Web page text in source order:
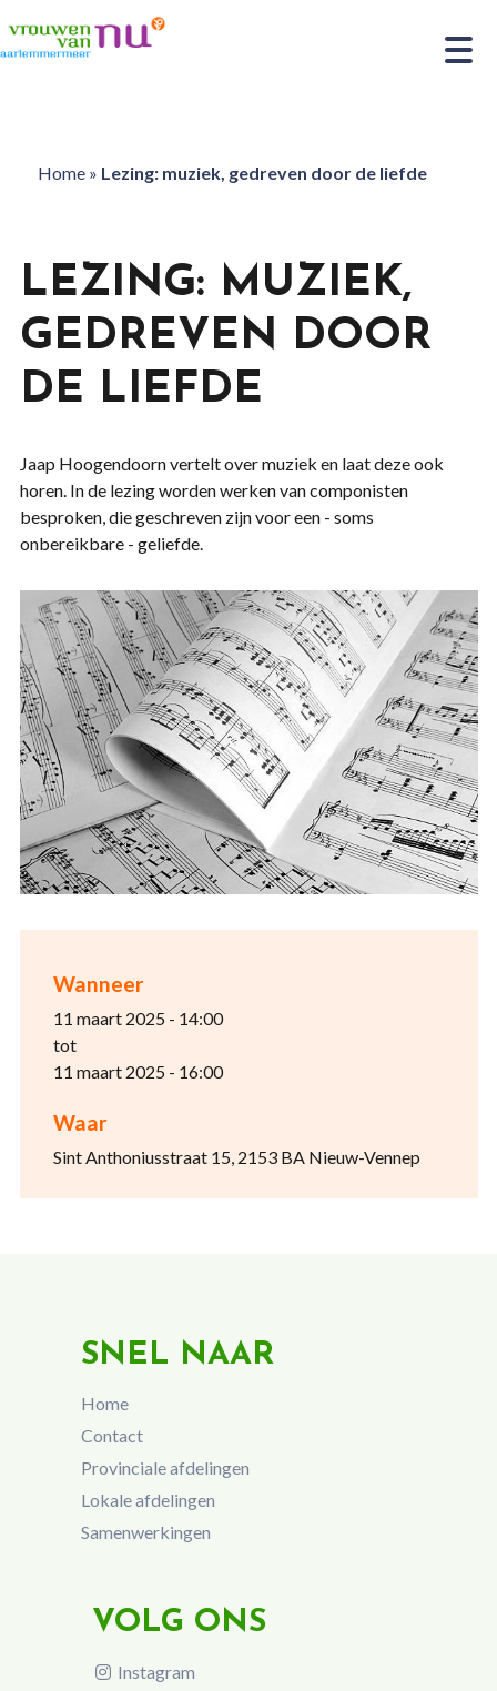
Home» Lezing: muziek, gedreven door de liefde
Wanneer
11 maart 2025 - 14:00
tot
11 maart 2025 - 16:00
Waar
Sint Anthoniusstraat 15, 2153 BA Nieuw-Vennep
LEZING: MUZIEK,
GEDREVEN DOOR
DE LIEFDE
Jaap Hoogendoorn vertelt over muziek en laat deze ook
horen. In de lezing worden werken van componisten
besproken, die geschreven zijn voor een - soms
onbereikbare - geliefde.
SNEL NAAR
Home
Contact
Provinciale afdelingen
Lokale afdelingen
Samenwerkingen
VOLG ONS
Instagram